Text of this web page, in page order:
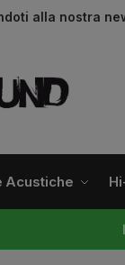
alla nostra
Acustiche